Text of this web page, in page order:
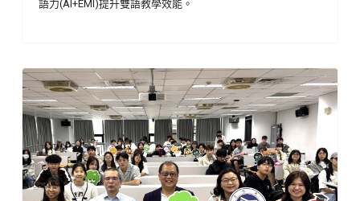
語力(AI+EMI)提升雙語教學效能。